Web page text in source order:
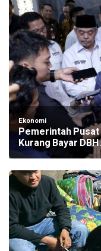
Ekonomi
Pemerintah
Kurang Bayar